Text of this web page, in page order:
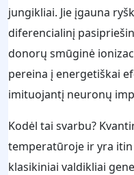
jungikliai. Jie įgauna
diferencialinį
donorų smūginė
pereina į energetiškai
imituojantį neuronų
Kodėl tai svarbu?
temperatūroje ir yra
klasikiniai valdikliai